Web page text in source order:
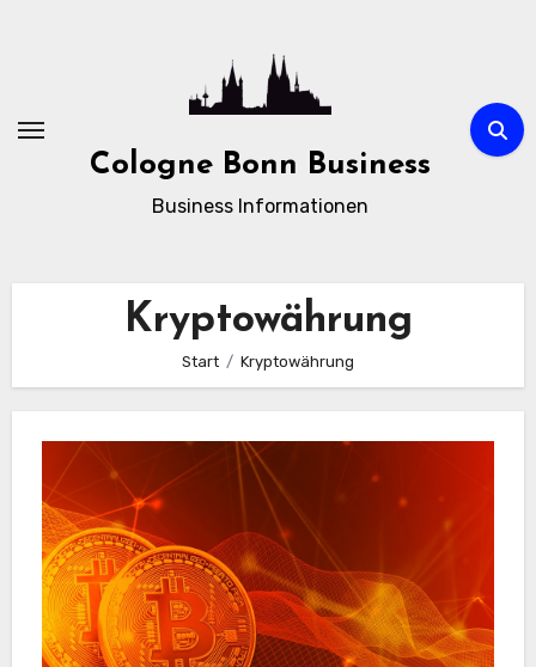
Cologne Bonn Business
Business Informationen
Kryptowährung
Start Kryptowährung